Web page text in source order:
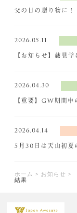
父の日の贈り物に
2026.05.11
【お知らせ】蔵見
2026.04.30
【重要】GW期間
2026.04.14
5月30日は天山初夏
ホーム > お知らせ >
結果